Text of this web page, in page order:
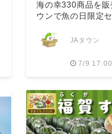
海の幸330商品を販
ウンで魚の日限定
JAタウン
7/9 17:00